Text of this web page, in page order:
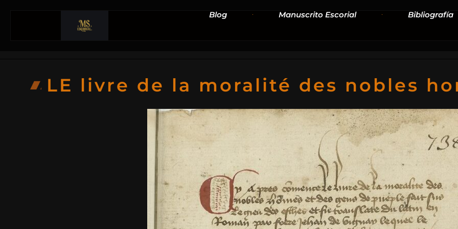
Blog Manuscrito Escorial Bibliografía
LE livre de la moralité des nobles